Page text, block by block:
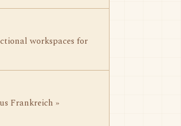
workspaces for
Frankreich »